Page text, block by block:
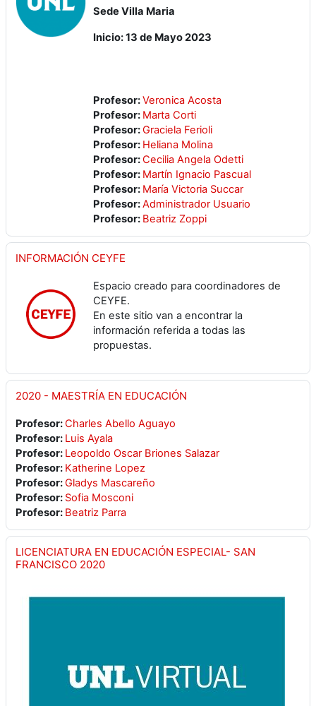
Sede Villa Maria
Inicio: 13 de Mayo 2023
Profesor:Veronica Acosta
Profesor: Marta Corti
Profesor:Graciela Ferioli
Profesor: Heliana Molina
Profesor:Cecilia Angela Odetti
Profesor: Martín Ignacio Pascual
Profesor: María Victoria Succar
Profesor:Administrador Usuario
Profesor: Beatriz Zoppi
INFORMACIÓN CEYFE
Espacio creado para coordinadores de
CEYFE.
En este sitio van a encontrar la
información referida a todas las
propuestas.
2020 - MAESTRÍA EN EDUCACIÓN
Profesor:Charles Abello Aguayo
Profesor: Luis Ayala
Profesor: Leopoldo Oscar Briones Salazar
Profesor: Katherine Lopez
Profesor:Gladys Mascareño
Profesor: Sofia Mosconi
Profesor: Beatriz Parra
LICENCIATURA EN EDUCACIÓN ESPECIAL- SAN
FRANCISCO 2020